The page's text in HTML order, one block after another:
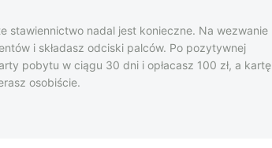
stawiennictwo nadal jest konieczne. Na wezwanie
i składasz odciski palców. Po pozytywnej
pobytu w ciągu 30 dni i opłacasz 100 zł, a kartę
osobiście.